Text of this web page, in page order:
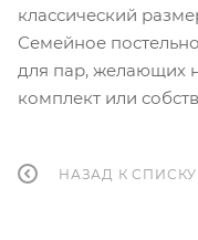
классический
Семейное
для пар, желающих
комплект или
НАЗАД К СПИСКУ